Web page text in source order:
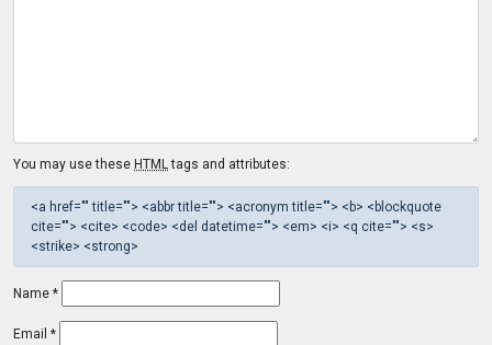
You may use these HTMLtags and attributes:
<a href="" title=""> <abbr title=""> <acronym title=""> <b> <blockquote
cite=""> <cite> <code> <del datetime=""> <em> <i> <q cite=""> <s>
<strike> <strong>
Name *
Email *